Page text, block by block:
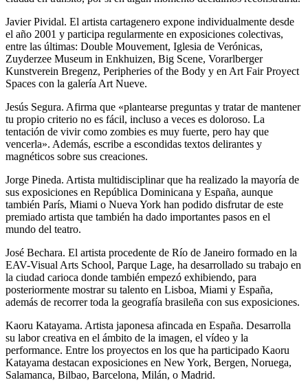
Javier Pividal. El artista cartagenero expone individualmente desde
el año 2001 y participa regularmente en exposiciones colectivas,
entre las últimas: Double Mouvement, Iglesia de Verónicas,
Zuyderzee Museum in Enkhuizen, Big Scene, Vorarlberger
Kunstverein Bregenz, Peripheries of the Body y en Art Fair Proyect
Spaces con la galería Art Nueve.
Jesús Segura. Afirma que «plantearse preguntas y tratar de mantener
tu propio criterio no es fácil, incluso a veces es doloroso. La
tentación de vivir como zombies es muy fuerte, pero hay que
vencerla». Además, escribe a escondidas textos delirantes y
magnéticos sobre sus creaciones.
Jorge Pineda. Artista multidisciplinar que ha realizado la mayoría de
sus exposiciones en República Dominicana y España, aunque
también París, Miami o Nueva York han podido disfrutar de este
premiado artista que también ha dado importantes pasos en el
mundo del teatro.
José Bechara. El artista procedente de Río de Janeiro formado en la
EAV-Visual Arts School, Parque Lage, ha desarrollado su trabajo en
la ciudad carioca donde también empezó exhibiendo, para
posteriormente mostrar su talento en Lisboa, Miami y España,
además de recorrer toda la geografía brasileña con sus exposiciones.
Kaoru Katayama. Artista japonesa afincada en España. Desarrolla
su labor creativa en el ámbito de la imagen, el vídeo y la
performance. Entre los proyectos en los que ha participado Kaoru
Katayama destacan exposiciones en New York, Bergen, Noruega,
Salamanca, Bilbao, Barcelona, Milán, o Madrid.